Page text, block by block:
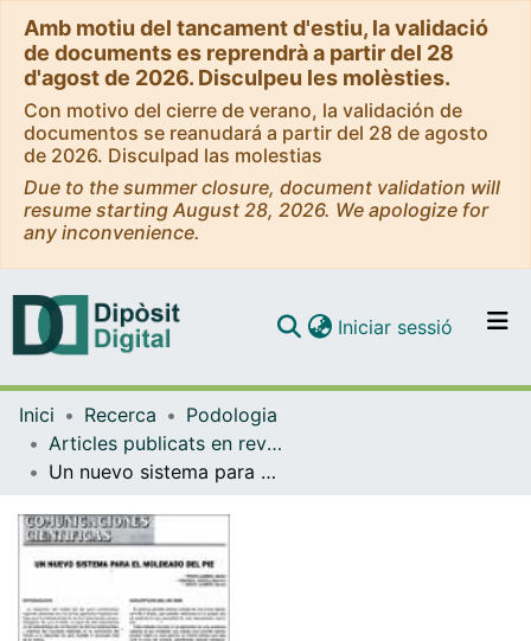
Amb motiu del tancament d'estiu, la validació
de documents es reprendrà a partir del 28
d'agost de 2026. Disculpeu les molèsties.
Con motivo del cierre de verano, la validación de
documentos se reanudará a partir del 28 de agosto
de 2026. Disculpad las molestias
Due to the summer closure, document validation will
resume starting August 28, 2026. We apologize for
any inconvenience.
Navega per tot el DD
Iniciar sessió (current)
Inici Recerca
Podologia
Articles publicats en revistes (Podologia)
Un nuevo sistema para el moldeado del pie